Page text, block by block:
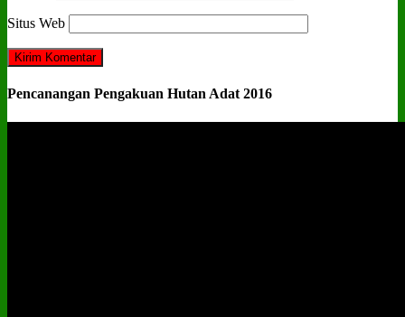
Situs Web
Pencanangan Pengakuan Hutan Adat 2016